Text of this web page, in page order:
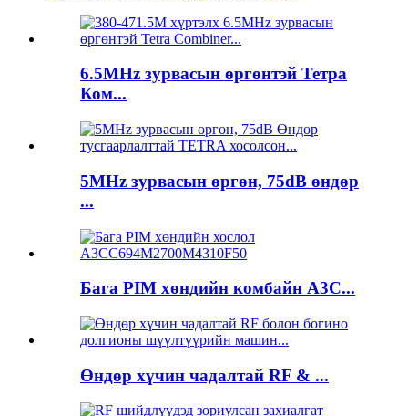
6.5MHz зурвасын өргөнтэй Тетра
Ком...
5MHz зурвасын өргөн, 75dB өндөр
...
Бага PIM хөндийн комбайн A3C...
Өндөр хүчин чадалтай RF & ...